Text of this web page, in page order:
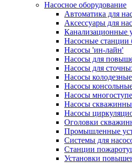
Насосное оборудование
Автоматика для
Аксессуары для
Канализационные
Насосные станции
Насосы 'ин-лайн'
Насосы для
Насосы для
Насосы колодезные
Насосы
Насосы
Насосы
Насосы
Оголовки
Промышленные
Системы для
Станции
Установки